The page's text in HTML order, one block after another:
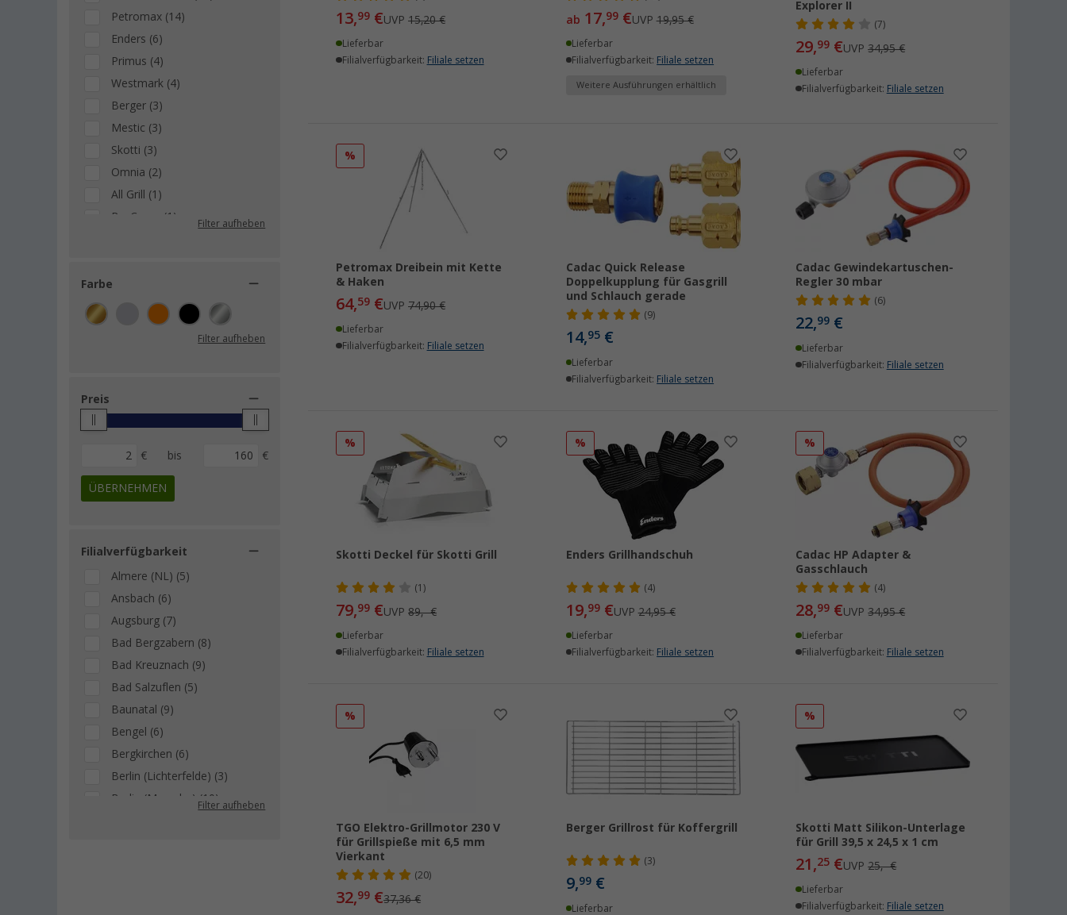
Petromax (14)
Enders (6)
Primus (4)
Westmark (4)
Berger (3)
Mestic (3)
Skotti (3)
Omnia (2)
All Grill (1)
Bo-Camp (1)
Dometic (1)
Metaltex (1)
TGO (1)
Trangia (1)
Filter aufheben
Farbe
Filter aufheben
Preis
€ bis €
ÜBERNEHMEN
Filialverfügbarkeit
Almere (NL) (5)
Ansbach (6)
Augsburg (7)
Bad Bergzabern (8)
Bad Kreuznach (9)
Bad Salzuflen (5)
Baunatal (9)
Bengel (6)
Bergkirchen (6)
Berlin (Lichterfelde) (3)
Berlin (Marzahn) (10)
Filter aufheben
13,99 €UVP15,20 €
Lieferbar
Filialverfügbarkeit: Filiale setzen
ab 17,99€UVP19,95 €
Lieferbar
Filialverfügbarkeit: Filiale setzen
Weitere Ausführungen erhältlich
Explorer II
(7)
29,99 €UVP34,95 €
Lieferbar
Filialverfügbarkeit: Filiale setzen
%
Petromax Dreibein mit Kette
& Haken
64,59 €UVP74,90 €
Lieferbar
Filialverfügbarkeit: Filiale setzen
Cadac Quick Release
Doppelkupplung für Gasgrill
und Schlauch gerade
(9)
14,95€
Lieferbar
Filialverfügbarkeit: Filiale setzen
Cadac Gewindekartuschen-
Regler 30 mbar
(6)
22,99 €
Lieferbar
Filialverfügbarkeit: Filiale setzen
%
Skotti Deckel für Skotti Grill
(1)
79,99 €UVP89,- €
Lieferbar
Filialverfügbarkeit: Filiale setzen
%
Enders Grillhandschuh
(4)
19,99€UVP24,95 €
Lieferbar
Filialverfügbarkeit: Filiale setzen
%
Cadac HP Adapter &
Gasschlauch
(4)
28,99 €UVP34,95 €
Lieferbar
Filialverfügbarkeit: Filiale setzen
%
TGO Elektro-Grillmotor 230 V
für Grillspieße mit 6,5 mm
Vierkant
(20)
32,99 €37,36 €
Berger Grillrost für Koffergrill
(3)
9,99€
Lieferbar
%
Skotti Matt Silikon-Unterlage
für Grill 39,5 x 24,5 x 1 cm
21,25 €UVP25,- €
Lieferbar
Filialverfügbarkeit: Filiale setzen